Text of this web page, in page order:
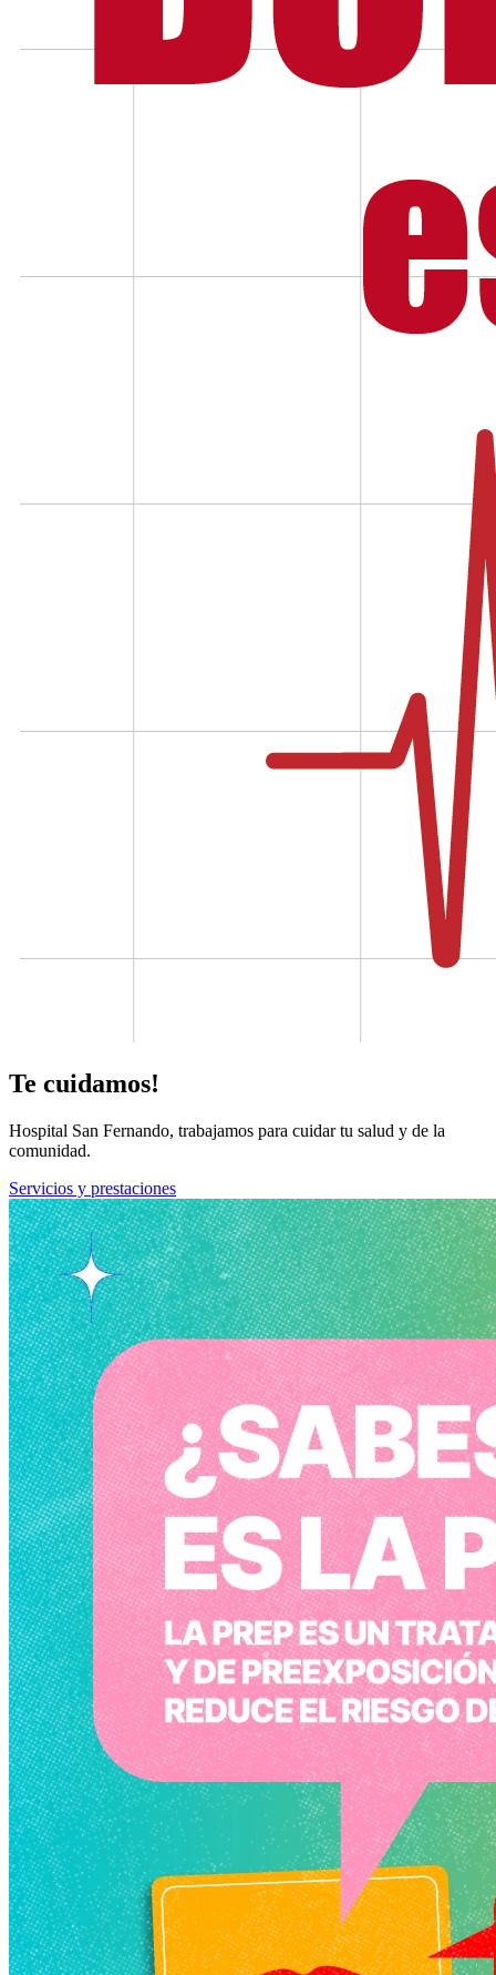
Te cuidamos!
Hospital San Fernando, trabajamos para cuidar tu salud y de la
comunidad.
Servicios y prestaciones